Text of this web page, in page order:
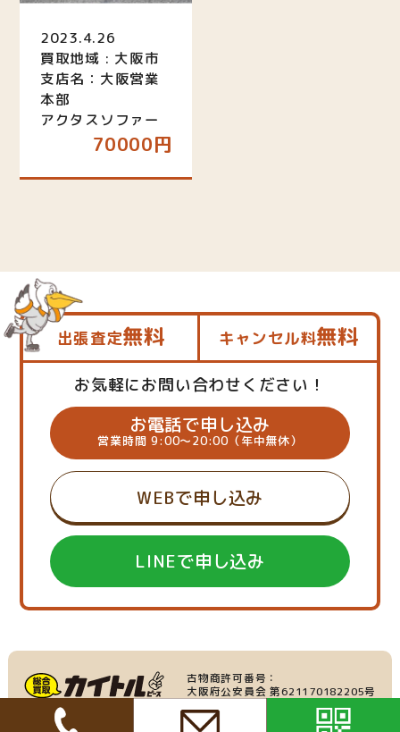
2023.4.26
買取地域 : 大阪市
支店名：大阪営業
本部
アクタスソファー
70000円
出張査定無料 キャンセル料無料
お気軽にお問い合わせください！
お電話で申し込み
営業時間 9:00～20:00（年中無休）
WEBで申し込み
LINEで申し込み
家具・家電の買取
古物商許可番号：
大阪府公安員会 第621170182205号
大阪府許可番号 第219695号